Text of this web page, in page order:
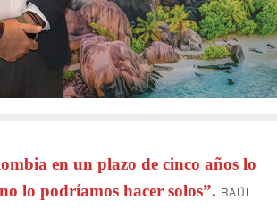
en un plazo de cinco años lo
lo podríamos hacer solos”. RAÚL